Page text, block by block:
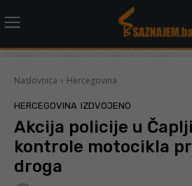
Naslovnica Hercegovina
HERCEGOVINA IZDVOJENO
Akcija policije u
kontrole motocikla
droga